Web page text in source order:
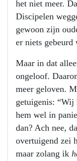
het niet meer.
Discipelen
gewoon zijn
er niets gebeurd
Maar in dat
ongeloof.
meer geloven.
getuigenis: “Wij
hem wel in
dan? Ach nee,
overtuigend zei
maar zolang ik